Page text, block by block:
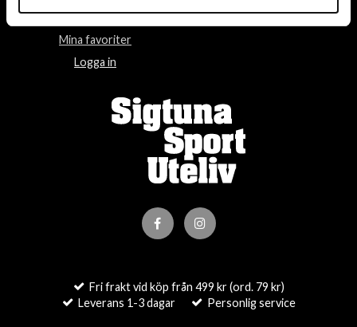
Kontakta oss
Mina favoriter
Logga in
Om cookies
Fri frakt vid köp från 499 kr (ord. 79 kr)
Leverans 1-3 dagar
Personlig service